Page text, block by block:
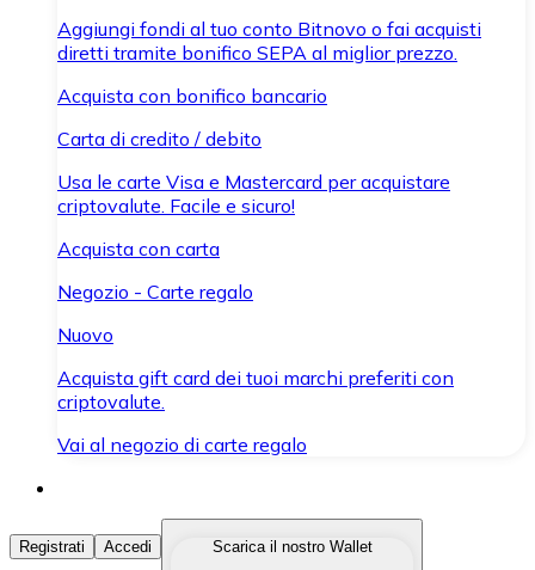
Aggiungi fondi al tuo conto Bitnovo o fai acquisti
diretti tramite bonifico SEPA al miglior prezzo.
Acquista con bonifico bancario
Carta di credito / debito
Usa le carte Visa e Mastercard per acquistare
criptovalute. Facile e sicuro!
Acquista con carta
Negozio - Carte regalo
Nuovo
Acquista gift card dei tuoi marchi preferiti con
criptovalute.
Vai al negozio di carte regalo
Acquista Criptovalute
Registrati Accedi
Scarica il nostro Wallet